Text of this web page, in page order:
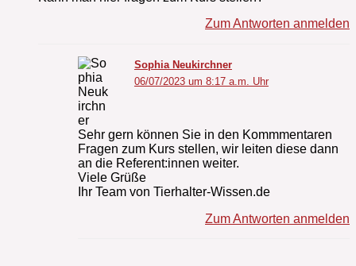
Zum Antworten anmelden
Sophia Neukirchner
06/07/2023 um 8:17 a.m. Uhr
Sehr gern können Sie in den Kommmentaren
Fragen zum Kurs stellen, wir leiten diese dann
an die Referent:innen weiter.
Viele Grüße
Ihr Team von Tierhalter-Wissen.de
Zum Antworten anmelden